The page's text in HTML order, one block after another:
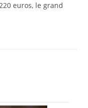
euros, le grand